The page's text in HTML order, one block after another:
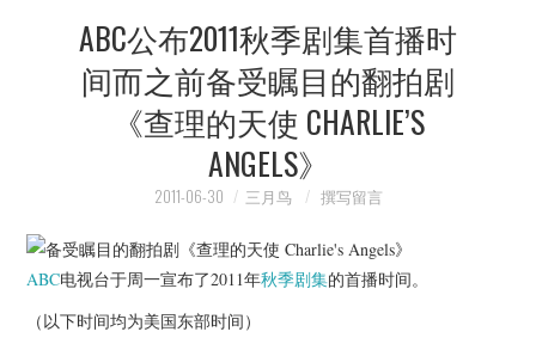
映像快讯
脱口秀
ABC公布2011秋季剧集首播时
间而之前备受瞩目的翻拍剧
《查理的天使 CHARLIE’S
ANGELS》
2011-06-30 三月鸟 撰写留言
ABC电视台于周一宣布了2011年秋季剧集的首播时间。
（以下时间均为美国东部时间）